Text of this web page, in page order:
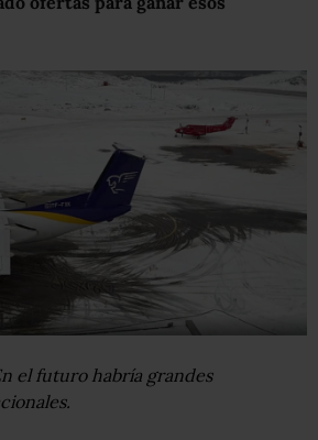
el futuro habría grandes